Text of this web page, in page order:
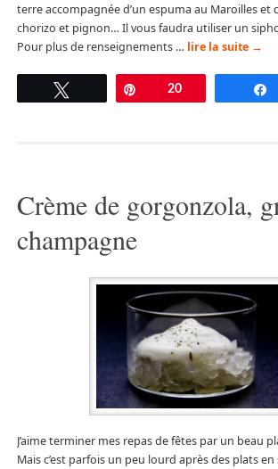
terre accompagnée d’un espuma au Maroilles et
chorizo et pignon… Il vous faudra utiliser un
Pour plus de renseignements … lire la suite →
Tweetez Épingle
20
Crème de gorgonzola,
champagne
J’aime terminer mes repas de fêtes par un beau
Mais c’est parfois un peu lourd après des plats en